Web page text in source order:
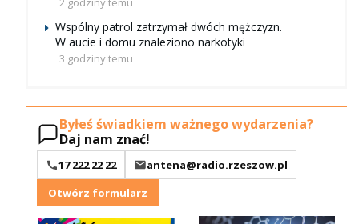
Wspólny patrol zatrzymał dwóch mężczyzn.
W aucie i domu znaleziono narkotyki
3 godziny temu
Byłeś świadkiem ważnego wydarzenia?
Daj nam znać!
17 222 22 22
antena@radio.rzeszow.pl
Otwórz formularz